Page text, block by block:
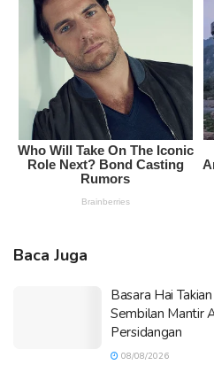
Baca Juga
Basara Hai
Sembilan Mantir
Persidangan
08/08/2026